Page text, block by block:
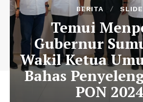
BERITA SLIDE
Temui
Gubernur
Wakil Ketua
Bahas
PON